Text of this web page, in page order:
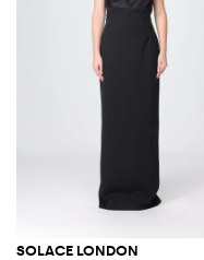
SOLACE LONDON